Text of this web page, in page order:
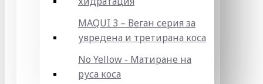
MAQUI 3 – Веган серия за
увредена и третирана коса
No Yellow - Матиране на
руса коса